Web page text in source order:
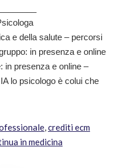
e della salute – percorsi
in presenza e online
in presenza e online –
lo psicologo è colui che
,crediti ecm
in medicina